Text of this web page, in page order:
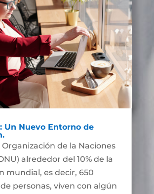
Un Nuevo Entorno de
Organización de la Naciones
alrededor del 10% de la
mundial, es decir, 650
personas, viven con algún